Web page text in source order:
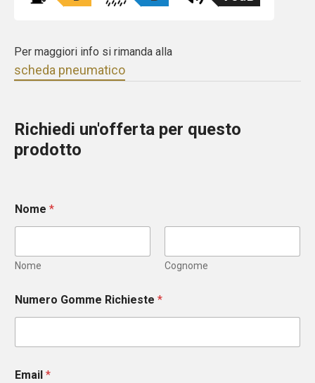
Per maggiori info si rimanda alla
scheda pneumatico
Richiedi un'offerta per questo
prodotto
Nome *
Nome Cognome
Numero Gomme Richieste *
Email *